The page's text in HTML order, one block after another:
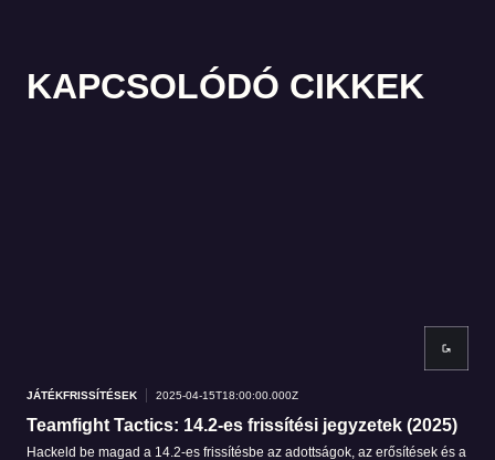
KAPCSOLÓDÓ CIKKEK
JÁTÉKFRISSÍTÉSEK 2025-04-15T18:00:00.000Z
Teamfight Tactics: 14.2-es frissítési jegyzetek (2025)
Hackeld be magad a 14.2-es frissítésbe az adottságok, az erősítések és a